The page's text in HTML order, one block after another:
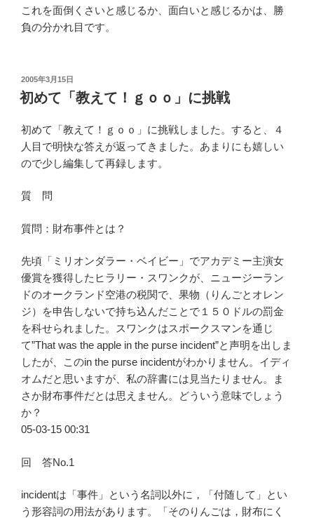
これを面倒くさいと感じるか、面白いと感じるかは、勝
負の分かれ目です。
投
稿
日:
2005年3月15日
初めて「教えて！ｇｏｏ」に挑戦
初めて「教えて！ｇｏｏ」に挑戦しました。すると、４
人目で明快な答えが返ってきました。あまりにも嬉しい
ので少し編集して再録します。
質 問
質問：財布事件とは？
先頃「ミリオンダラー・ベイビー」でアカデミー主演女
優賞を獲得したヒラリー・スワンクが、ニュージーラン
ドのオークランド空港の税関で、果物（りんごとオレン
ジ）を申告しないで持ち込んだことで１５０ドルの罰金
を科せられました。スワンクはスポークスマンを通じ
て”That was the apple in the purse incident”と声明を出しま
したが、このin the purse incidentがわかりません。イディ
オムだと思いますが、私の辞書には見当たりません。ま
さか財布事件だとは思えません。どういう意味でしょう
か？
05-03-15 00:31
回 答No.1
incidentは「事件」という名詞以外に，「付随して」とい
う形容詞の用法があります。「そのりんごは，財布にく